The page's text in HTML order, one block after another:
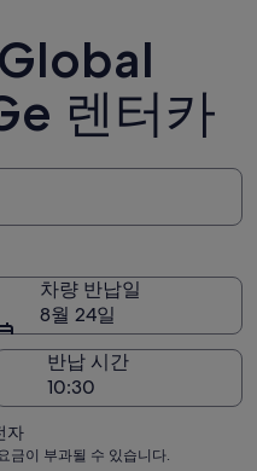
렌터카
차량 반납일
8월 24일
반납 시간
자
금이 부과될 수 있습니다.